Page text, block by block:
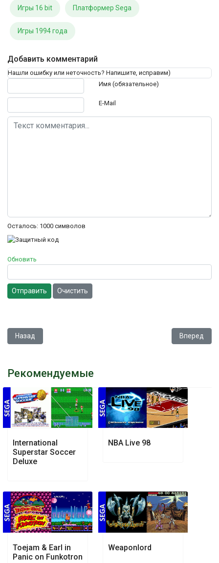
Игры 16 bit Платформер Sega
Игры 1994 года
Добавить комментарий
Нашли ошибку или неточность? Напишите, исправим)
Имя (обязательное)
E-Mail
Осталось: 1000 символов
Обновить
Отправить Очистить
Предыдущий: Megaman - The Wily Wars
Назад Вперед
Рекомендуемые
International
Superstar Soccer
Deluxe
NBA Live 98
Toejam & Earl in
Panic on Funkotron
Weaponlord